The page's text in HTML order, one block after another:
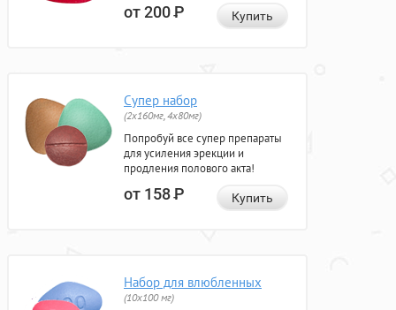
от 200Р Купить
Супер набор
(2х160мг, 4х80мг)
Попробуй все супер препараты
для усиления эрекции и
продления полового акта!
от 158Р Купить
Набор для влюбленных
(10х100 мг)